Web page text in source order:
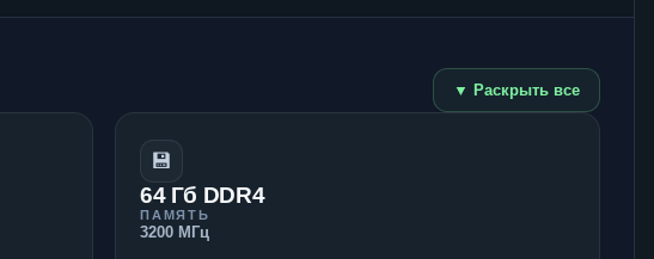
▼ Раскрыть все
💾
64 Гб DDR4
ПАМЯТЬ
3200 МГц